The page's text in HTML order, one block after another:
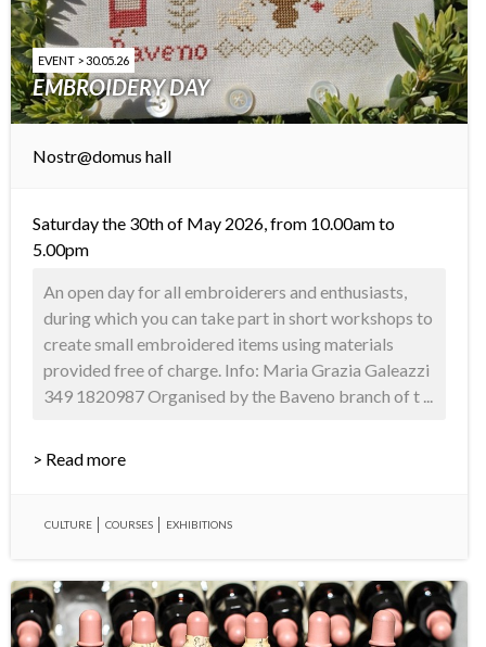
EVENT > 30.05.26
EMBROIDERY DAY
Nostr@domus hall
Saturday the 30th of May 2026, from 10.00am to
5.00pm
An open day for all embroiderers and enthusiasts,
during which you can take part in short workshops to
create small embroidered items using materials
provided free of charge. Info: Maria Grazia Galeazzi
349 1820987 Organised by the Baveno branch of t ...
> Read more
CULTURE COURSES EXHIBITIONS